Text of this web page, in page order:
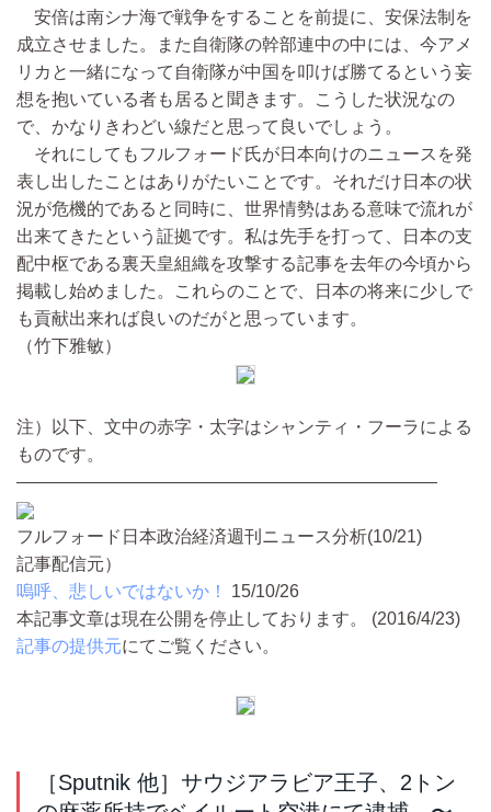
安倍は南シナ海で戦争をすることを前提に、安保法制を
成立させました。また自衛隊の幹部連中の中には、今アメ
リカと一緒になって自衛隊が中国を叩けば勝てるという妄
想を抱いている者も居ると聞きます。こうした状況なの
で、かなりきわどい線だと思って良いでしょう。
それにしてもフルフォード氏が日本向けのニュースを発
表し出したことはありがたいことです。それだけ日本の状
況が危機的であると同時に、世界情勢はある意味で流れが
出来てきたという証拠です。私は先手を打って、日本の支
配中枢である裏天皇組織を攻撃する記事を去年の今頃から
掲載し始めました。これらのことで、日本の将来に少しで
も貢献出来れば良いのだがと思っています。
（竹下雅敏）
注）以下、文中の赤字・太字はシャンティ・フーラによる
ものです。
――――――――――――――――――――――――
フルフォード日本政治経済週刊ニュース分析(10/21)
記事配信元）
嗚呼、悲しいではないか！
15/10/26
本記事文章は現在公開を停止しております。 (2016/4/23)
記事の提供元にてご覧ください。
［Sputnik 他］サウジアラビア王子、2トン